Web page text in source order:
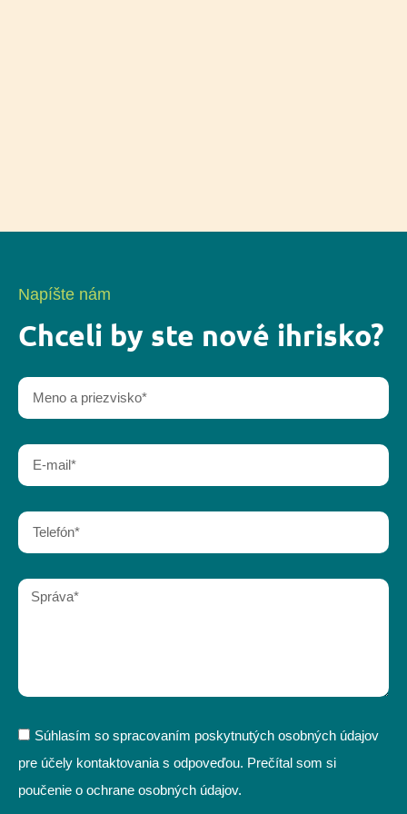
Napíšte nám
Chceli by ste nové ihrisko?
Súhlasím so spracovaním poskytnutých osobných údajov
pre účely kontaktovania s odpoveďou. Prečítal som si
poučenie o ochrane osobných údajov.